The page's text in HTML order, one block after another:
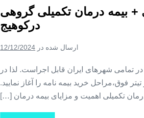
+
بیمه
درمان
تکمیلی
در
+ بیمه درمان تکمیلی گروهی
درکوهیج
ارسال شده در 12/12/2024
در تمامی شهرهای ایران قابل اجراست. لذا در
فوق،مراحل خرید بیمه نامه را آغاز نمایید.
تکمیلی اهمیت و مزایای بیمه درمان […]